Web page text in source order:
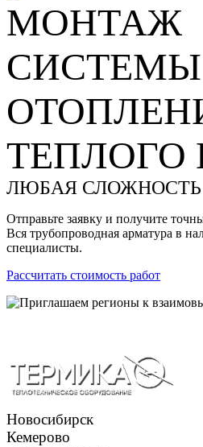
МОНТАЖ
СИСТЕМЫ
ТЕПЛОГО
ЛЮБАЯ СЛОЖНОСТЬ
Отправьте заявку и получите
Вся трубопроводная арматура в
специалисты.
Рассчитать стоимость работ
Новосибирск
Кемерово